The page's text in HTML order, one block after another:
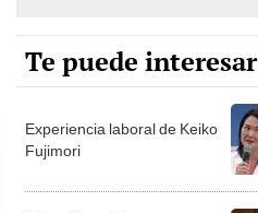
Te puede interesar
Experiencia laboral de Keiko
Fujimori